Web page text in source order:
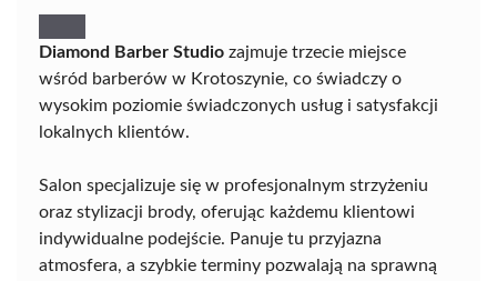
Diamond Barber Studio zajmuje trzecie miejsce
wśród barberów w Krotoszynie, co świadczy o
wysokim poziomie świadczonych usług i satysfakcji
lokalnych klientów.
Salon specjalizuje się w profesjonalnym strzyżeniu
oraz stylizacji brody, oferując każdemu klientowi
indywidualne podejście. Panuje tu przyjazna
atmosfera, a szybkie terminy pozwalają na sprawną